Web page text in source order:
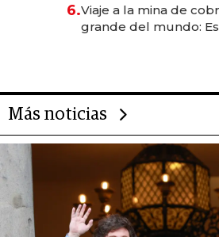
6.Viaje a la mina de
grande del mundo:
Más noticias